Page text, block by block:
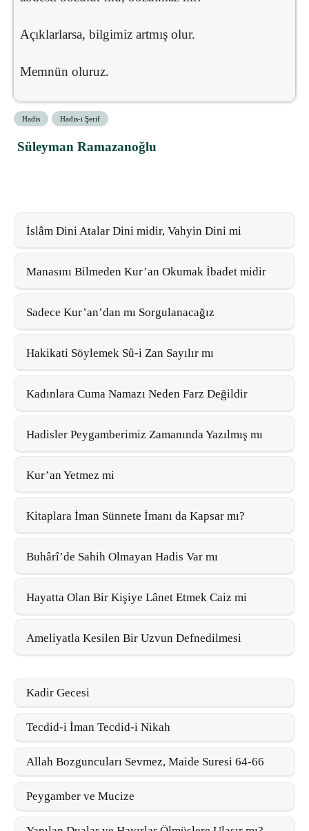
Açıklarlarsa, bilgimiz artmış olur.
Memnün oluruz.
Hadis Hadis-i Şerif
Süleyman Ramazanoğlu
İslâm Dini Atalar Dini midir, Vahyin Dini mi
Manasını Bilmeden Kur’an Okumak İbadet midir
Sadece Kur’an’dan mı Sorgulanacağız
Hakikati Söylemek Sû-i Zan Sayılır mı
Kadınlara Cuma Namazı Neden Farz Değildir
Hadisler Peygamberimiz Zamanında Yazılmış mı
Kur’an Yetmez mi
Kitaplara İman Sünnete İmanı da Kapsar mı?
Buhârî’de Sahih Olmayan Hadis Var mı
Hayatta Olan Bir Kişiye Lânet Etmek Caiz mi
Ameliyatla Kesilen Bir Uzvun Defnedilmesi
Kadir Gecesi
Tecdid-i İman Tecdid-i Nikah
Allah Bozguncuları Sevmez, Maide Suresi 64-66
Peygamber ve Mucize